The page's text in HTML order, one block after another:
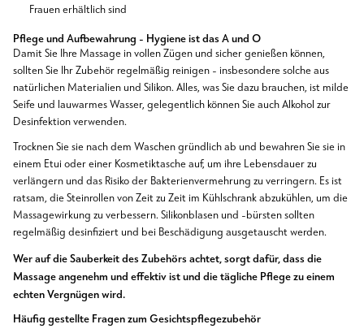
Frauen erhältlich sind
Pflege und Aufbewahrung - Hygiene ist das A und O
Damit Sie Ihre Massage in vollen Zügen und sicher genießen können,
sollten Sie Ihr Zubehör regelmäßig reinigen - insbesondere solche aus
natürlichen Materialien und Silikon. Alles, was Sie dazu brauchen, ist milde
Seife und lauwarmes Wasser, gelegentlich können Sie auch Alkohol zur
Desinfektion verwenden.
Trocknen Sie sie nach dem Waschen gründlich ab und bewahren Sie sie in
einem Etui oder einer Kosmetiktasche auf, um ihre Lebensdauer zu
verlängern und das Risiko der Bakterienvermehrung zu verringern. Es ist
ratsam, die Steinrollen von Zeit zu Zeit im Kühlschrank abzukühlen, um die
Massagewirkung zu verbessern. Silikonblasen und -bürsten sollten
regelmäßig desinfiziert und bei Beschädigung ausgetauscht werden.
Wer auf die Sauberkeit des Zubehörs achtet, sorgt dafür, dass die
Massage angenehm und effektiv ist und die tägliche Pflege zu einem
echten Vergnügen wird.
Häufig gestellte Fragen zum Gesichtspflegezubehör